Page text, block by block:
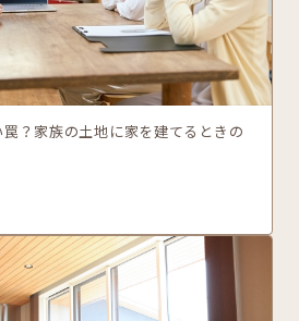
罠？家族の土地に家を建てるときの